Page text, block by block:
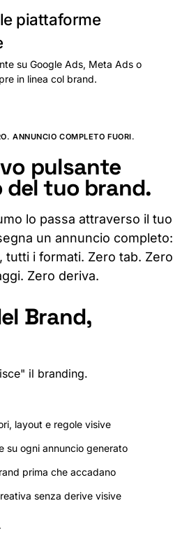
piattaforme
su Google Ads, Meta Ads o
in linea col brand.
ANNUNCIO COMPLETO FUORI.
pulsante
del tuo brand.
lo passa attraverso il tuo
un annuncio completo:
tutti i formati. Zero tab. Zero
Zero deriva.
Brand,
il branding.
layout e regole visive
su ogni annuncio generato
prima che accadano
senza derive visive